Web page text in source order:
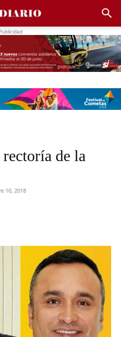
Publicidad
de la
10, 2018